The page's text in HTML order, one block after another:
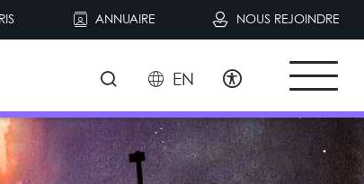
ANNUAIRE NOUS REJOINDRE
EN